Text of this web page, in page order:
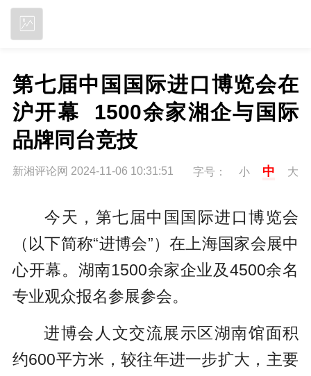
第七届中国国际进口博览会在
沪开幕  1500余家湘企与国际
品牌同台竞技
新湘评论网 2024-11-06 10:31:51 字号： 小 中 大
今天，第七届中国国际进口博览会
（以下简称“进博会”）在上海国家会展中
心开幕。湖南1500余家企业及4500余名
专业观众报名参展参会。
进博会人文交流展示区湖南馆面积
约600平方米，较往年进一步扩大，主要